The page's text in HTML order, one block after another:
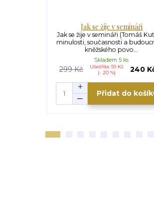
Jak se žije v semináři
Jak se žije v semináři (Tomáš
minulosti, současnosti a
kněžského povo...
299 Kč
Ušetříte 59 Kč
(- 20 %)
240
Skladem 5 ks
Přidat do